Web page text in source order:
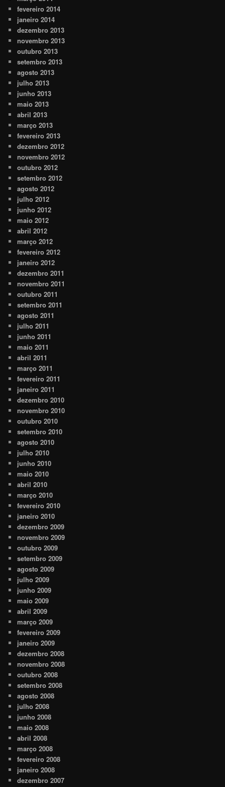
fevereiro 2014
janeiro 2014
dezembro 2013
novembro 2013
outubro 2013
setembro 2013
agosto 2013
julho 2013
junho 2013
maio 2013
abril 2013
março 2013
fevereiro 2013
dezembro 2012
novembro 2012
outubro 2012
setembro 2012
agosto 2012
julho 2012
junho 2012
maio 2012
abril 2012
março 2012
fevereiro 2012
janeiro 2012
dezembro 2011
novembro 2011
outubro 2011
setembro 2011
agosto 2011
julho 2011
junho 2011
maio 2011
abril 2011
março 2011
fevereiro 2011
janeiro 2011
dezembro 2010
novembro 2010
outubro 2010
setembro 2010
agosto 2010
julho 2010
junho 2010
maio 2010
abril 2010
março 2010
fevereiro 2010
janeiro 2010
dezembro 2009
novembro 2009
outubro 2009
setembro 2009
agosto 2009
julho 2009
junho 2009
maio 2009
abril 2009
março 2009
fevereiro 2009
janeiro 2009
dezembro 2008
novembro 2008
outubro 2008
setembro 2008
agosto 2008
julho 2008
junho 2008
maio 2008
abril 2008
março 2008
fevereiro 2008
janeiro 2008
dezembro 2007